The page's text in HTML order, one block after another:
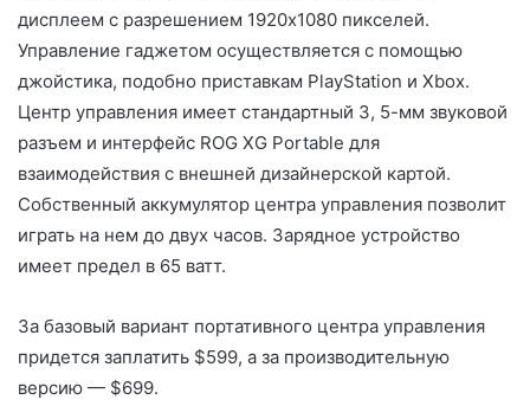
дисплеем с разрешением 1920x1080 пикселей.
Управление гаджетом осуществляется с помощью
джойстика, подобно приставкам PlayStation и Xbox.
Центр управления имеет стандартный 3, 5-мм звуковой
разъем и интерфейс ROG XG Portable для
взаимодействия с внешней дизайнерской картой.
Собственный аккумулятор центра управления позволит
играть на нем до двух часов. Зарядное устройство
имеет предел в 65 ватт.
За базовый вариант портативного центра управления
придется заплатить $599, а за производительную
версию — $699.